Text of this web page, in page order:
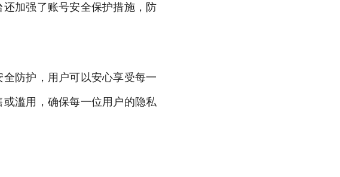
加强了账号安全保护措施，防
防护，用户可以安心享受每一
滥用，确保每一位用户的隐私